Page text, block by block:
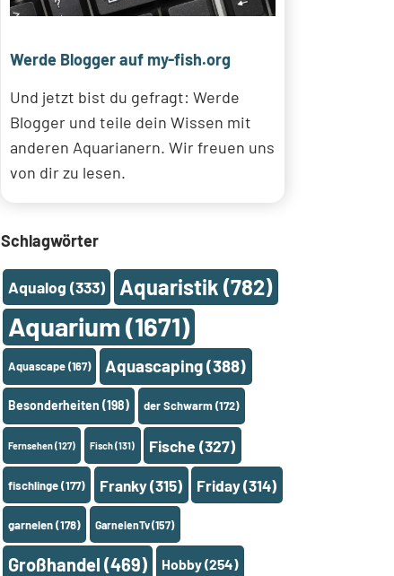
Werde Blogger auf my-fish.org
Und jetzt bist du gefragt: Werde
Blogger und teile dein Wissen mit
anderen Aquarianern. Wir freuen uns
von dir zu lesen.
Schlagwörter
Aqualog (333) Aquaristik (782)
Aquarium (1671)
Aquascape(167) Aquascaping(388)
Besonderheiten (198) der Schwarm(172)
Fernsehen(127) Fisch(131) Fische (327)
fischlinge(177) Franky(315) Friday(314)
garnelen(178) GarnelenTv(157)
Großhandel (469) Hobby(254)